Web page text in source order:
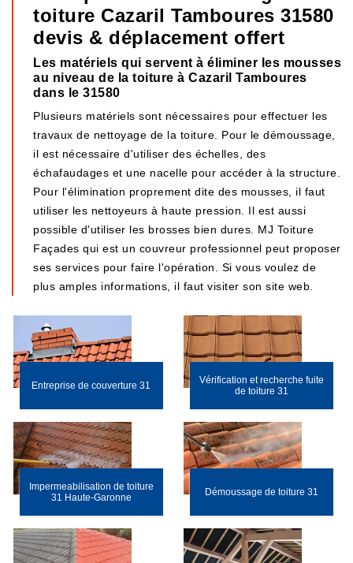
toiture Cazaril Tamboures 31580
devis & déplacement offert
Les matériels qui servent à éliminer les mousses
au niveau de la toiture à Cazaril Tamboures
dans le 31580
Plusieurs matériels sont nécessaires pour effectuer les
travaux de nettoyage de la toiture. Pour le démoussage,
il est nécessaire d'utiliser des échelles, des
échafaudages et une nacelle pour accéder à la structure.
Pour l'élimination proprement dite des mousses, il faut
utiliser les nettoyeurs à haute pression. Il est aussi
possible d'utiliser les brosses bien dures. MJ Toiture
Façades qui est un couvreur professionnel peut proposer
ses services pour faire l'opération. Si vous voulez de
plus amples informations, il faut visiter son site web.
Entreprise de couverture 31
Vérification et recherche fuite
de toiture 31
Impermeabilisation de toiture
31 Haute-Garonne
Démoussage de toiture 31